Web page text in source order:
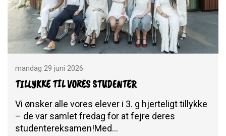
mandag 29 juni 2026
TILLYKKE TIL VORES STUDENTER
Vi ønsker alle vores elever i 3. g hjerteligt tillykke
– de var samlet fredag for at fejre deres
studentereksamen!Med…